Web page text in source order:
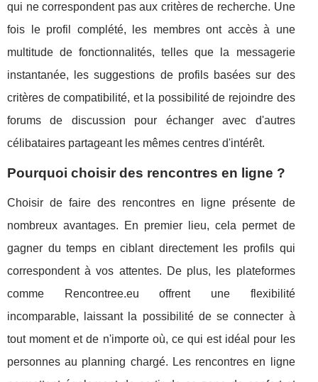
qui ne correspondent pas aux critères de recherche. Une
fois le profil complété, les membres ont accès à une
multitude de fonctionnalités, telles que la messagerie
instantanée, les suggestions de profils basées sur des
critères de compatibilité, et la possibilité de rejoindre des
forums de discussion pour échanger avec d'autres
célibataires partageant les mêmes centres d'intérêt.
Pourquoi choisir des rencontres en ligne ?
Choisir de faire des rencontres en ligne présente de
nombreux avantages. En premier lieu, cela permet de
gagner du temps en ciblant directement les profils qui
correspondent à vos attentes. De plus, les plateformes
comme Rencontree.eu offrent une flexibilité
incomparable, laissant la possibilité de se connecter à
tout moment et de n'importe où, ce qui est idéal pour les
personnes au planning chargé. Les rencontres en ligne